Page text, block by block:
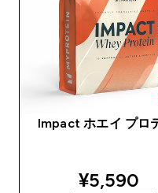
Impact ホエイ プロ
¥5,590‎